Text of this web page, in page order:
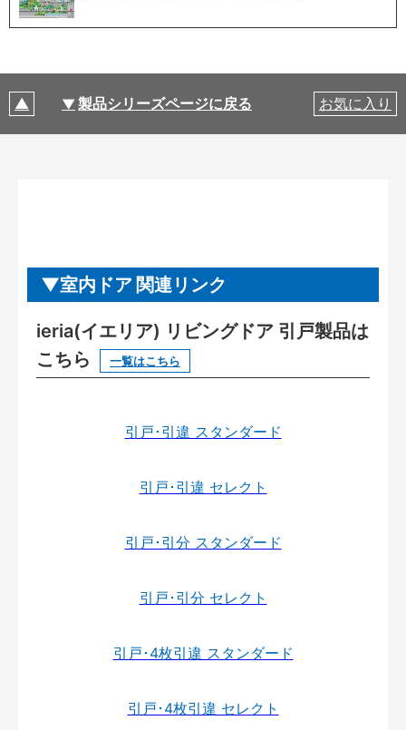
製品シリーズページに戻る お気に入り
室内ドア 関連リンク
ieria(イエリア) リビングドア 引戸製品は
こちら
一覧はこちら
引戸･引違 スタンダード
引戸･引違 セレクト
引戸･引分 スタンダード
引戸･引分 セレクト
引戸･4枚引違 スタンダード
引戸･4枚引違 セレクト